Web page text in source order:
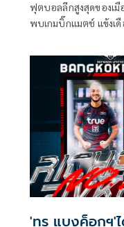
ฟุตบอลลีกสูงสุดของเมื
พบเกมบิ๊กแมตช์ แข้งเ
นี้ เวลา 19.00 น.
'ทรู แบงค็อกฯ'ไ